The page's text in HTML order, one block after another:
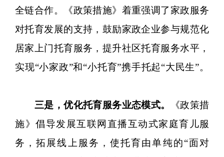
全链合作。《政策措施》着重强调了家政服务
对托育发展的支持，鼓励家政企业参与规范化
居家上门托育服务，提升社区托育服务水平，
实现“小家政”和“小托育”携手托起“大民生”。
三是，优化托育服务业态模式。
《政策措
施》倡导发展互联网直播互动式家庭育儿服
务，拓展线上服务，使托育由单纯的“面对